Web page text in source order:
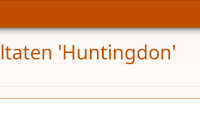
'Huntingdon'